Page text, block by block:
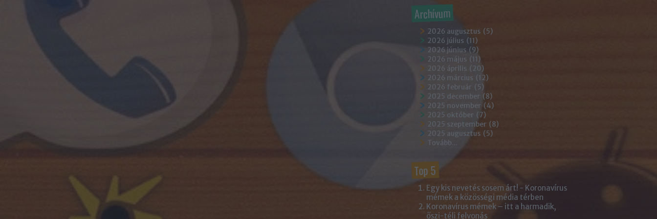
Archívum
2026 augusztus (5)
2026 július (11)
2026 június (9)
2026 május (11 )
2026 április (20)
2026 március (12)
2026 február (5)
2025 december (8)
2025 november (4)
2025 október (7)
2025 szeptember (8)
2025 augusztus (5)
Tovább...
Top 5
Egy kis nevetés sosem árt! - Koronavírus
mémek a közösségi média térben
Koronavírus mémek – itt a harmadik,
őszi-téli felvonás